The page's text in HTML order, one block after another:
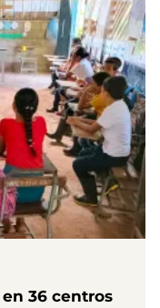
36 centros